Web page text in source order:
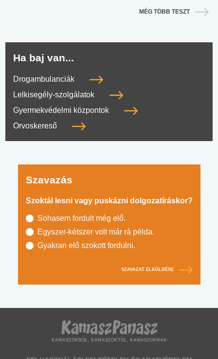
MÉG TÖBB TESZT
Ha baj van...
Drogambulanciák
Lelkisegély-szolgálatok
Gyermekvédelmi központok
Orvoskereső
Szavazás
Szoktál lesni vagy puskázni dolgozatíráskor?
Sohasem fordult még elő.
Egyszer-kétszer volt már rá példa.
Gyakran elő szokott fordulni.
SZAVAZAT ELKÜLDÉSE
KAMASZOKRÓL, KAMASZOKTÓL, KAMASZOKNAK